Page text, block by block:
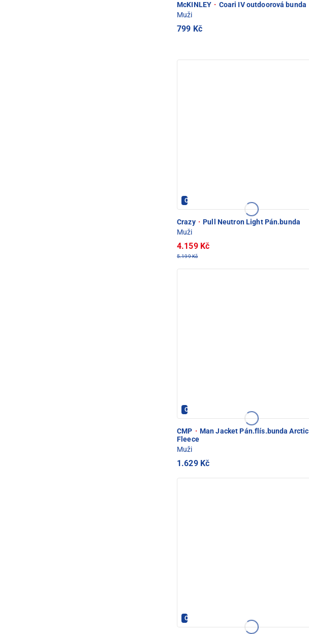
McKINLEY · Coari IV outdoorová bunda
Muži
799 Kč
Crazy - PEC POD SNĚŽKOU
Crazy · Pull Neutron Light Pán.bunda
Muži
4.159 Kč
5.199 Kč
CMP - PEC POD SNĚŽKOU
CMP · Man Jacket Pán.flís.bunda Arctic
Fleece
Muži
1.629 Kč
Crazy - PEC POD SNĚŽKOU